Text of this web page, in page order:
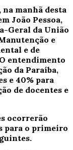
na manhã desta
João Pessoa,
Geral da União
e
e de
entendimento
da Paraíba,
e 40% para
de docentes e
ocorrerão
para o primeiro